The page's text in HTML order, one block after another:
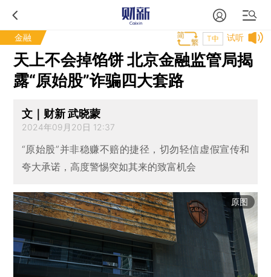
金融 试听
T中
天上不会掉馅饼 北京金融监管局揭
露“原始股”诈骗四大套路
文｜财新 武晓蒙
2024年09月20日 12:37
“原始股”并非稳赚不赔的捷径，切勿轻信虚假宣传和
夸大承诺，高度警惕突如其来的致富机会
原图